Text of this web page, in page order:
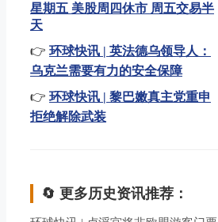
星期五 美股周四休市 周五交易半
天
👉 环球快讯 | 英法德乌领导人：
乌克兰需要有力的安全保障
👉 环球快讯 | 黎巴嫩真主党重申
拒绝解除武装
🔄 更多历史资讯推荐：